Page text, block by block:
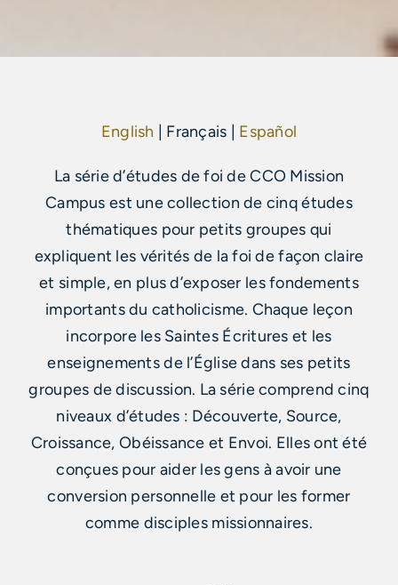
English | Français | Español
La série d’études de foi de CCO Mission
Campus est une collection de cinq études
thématiques pour petits groupes qui
expliquent les vérités de la foi de façon claire
et simple, en plus d’exposer les fondements
importants du catholicisme. Chaque leçon
incorpore les Saintes Écritures et les
enseignements de l’Église dans ses petits
groupes de discussion. La série comprend cinq
niveaux d’études : Découverte, Source,
Croissance, Obéissance et Envoi. Elles ont été
conçues pour aider les gens à avoir une
conversion personnelle et pour les former
comme disciples missionnaires.